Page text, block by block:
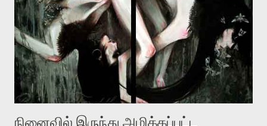
இருக்கிறார். அவர் கடுமையான பாதுகாப்பின்மை மனநிலையில் உள்ளார்.
உயிர்மை அவரை தாக்க உத்தேசித்தாலும் இல்லை என்றாலும்
ஜெயமோகன் அந்த பிரமையால் தொடர்ந்து அச்சுறுத்தலுக்கு உள்ளாகி
உள்ளார். உங்களை பற்றின இந்த தாக்குதல் கூட இதன் வெளிப்பாடு தான்”.
உண்மையே! ராக்கி படத்தில் குத்துச்சண்டை வீரராக வரும் சில்வெஸ்டர்
ஓரிடத்தில் சொல்வார்: ...
நினைவில் இருந்து அழிக்கப்பட்ட